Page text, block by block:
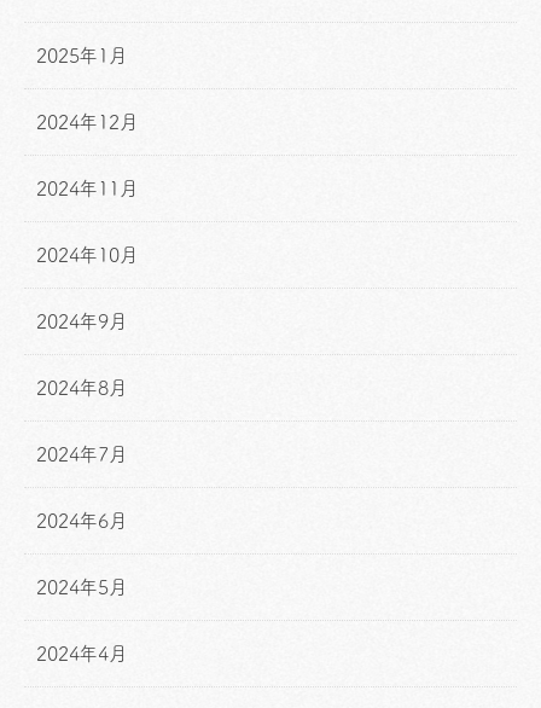
2025年1月
2024年12月
2024年11月
2024年10月
2024年9月
2024年8月
2024年7月
2024年6月
2024年5月
2024年4月